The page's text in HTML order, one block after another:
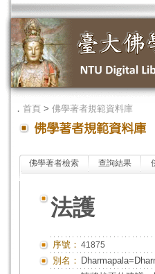
． 首頁 > 佛學著者規範資料庫
佛學著者檢索 查詢結果
法護
序號： 41875
別名：